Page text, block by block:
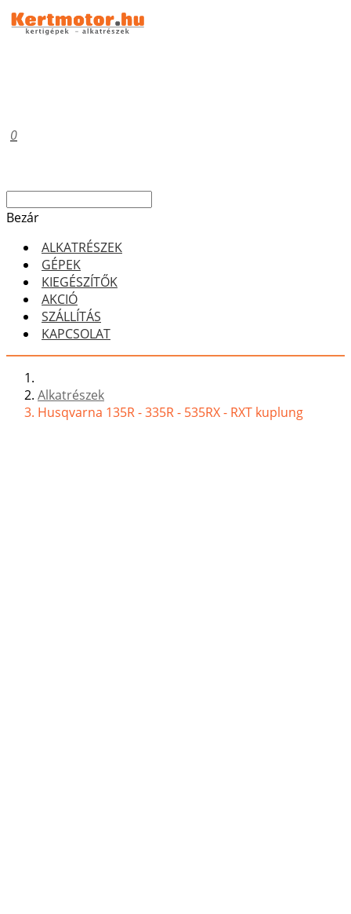
0
Bezár
ALKATRÉSZEK
GÉPEK
KIEGÉSZÍTŐK
AKCIÓ
SZÁLLÍTÁS
KAPCSOLAT
Alkatrészek
Husqvarna 135R - 335R - 535RX - RXT kuplung